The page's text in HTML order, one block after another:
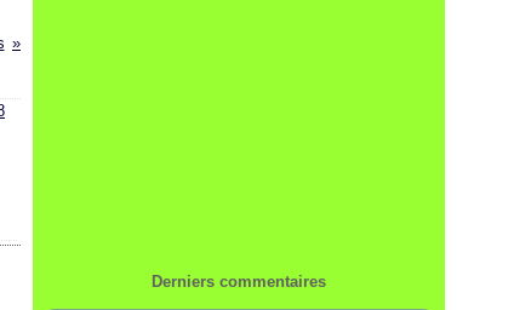
Derniers commentaires